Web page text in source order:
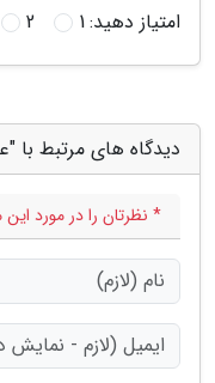
امتیاز دهید:1
2
دیدگاه های مرتبط با
* نظرتان را در مورد این